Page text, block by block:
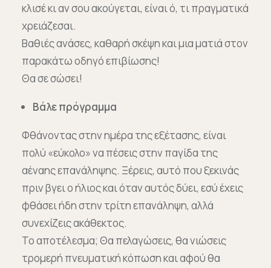
κλισέ κι αν σου ακούγεται, είναι ό, τι πραγματικά
χρειάζεσαι.
Βαθιές ανάσες, καθαρή σκέψη και μια ματιά στον
παρακάτω οδηγό επιβίωσης!
Θα σε σώσει!
Βάλε πρόγραμμα
Φθάνοντας στην ημέρα της εξέτασης, είναι
πολύ «εύκολο» να πέσεις στην παγίδα της
αέναης επανάληψης. Ξέρεις, αυτό που ξεκινάς
πριν βγει ο ήλιος και όταν αυτός δύει, εσύ έχεις
φθάσει ήδη στην τρίτη επανάληψη, αλλά
συνεχίζεις ακάθεκτος.
Το αποτέλεσμα; Θα πελαγώσεις, θα νιώσεις
τρομερή πνευματική κόπωση και αφού θα